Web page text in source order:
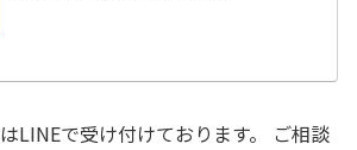
で受け付けております。 ご相談